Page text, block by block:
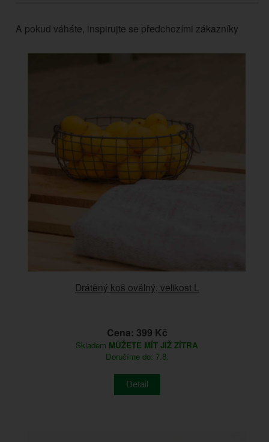
A pokud váháte, inspirujte se předchozími zákazníky
Drátěný koš oválný, velikost L
Cena: 399 Kč
Skladem MŮŽETE MÍT JIŽ ZÍTRA
Doručíme do: 7.8.
Detail